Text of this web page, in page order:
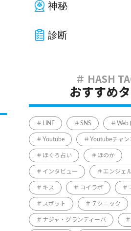
神秘
診断
おすすめ
LINE SNS Web
Youtube Youtubeチャン
ほくろ占い ほのか
インタビュー エンジェ
キス コイラボ
スポット テクニック
ナジャ・グランディーバ